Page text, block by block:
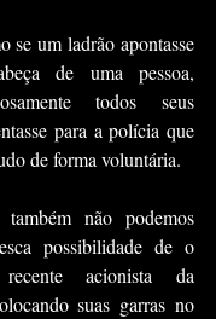
de uma pessoa,
todos seus
para a polícia que
de forma voluntária.
acionista da
suas garras no